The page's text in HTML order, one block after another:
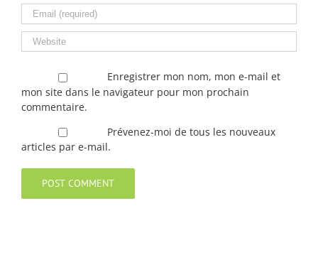
Enregistrer mon nom, mon e-mail et
mon site dans le navigateur pour mon prochain
commentaire.
Prévenez-moi de tous les nouveaux
articles par e-mail.